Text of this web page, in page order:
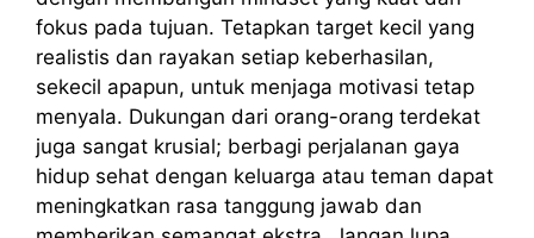
fokus pada tujuan. Tetapkan target kecil yang
realistis dan rayakan setiap keberhasilan,
sekecil apapun, untuk menjaga motivasi tetap
menyala. Dukungan dari orang-orang terdekat
juga sangat krusial; berbagi perjalanan gaya
hidup sehat dengan keluarga atau teman dapat
meningkatkan rasa tanggung jawab dan